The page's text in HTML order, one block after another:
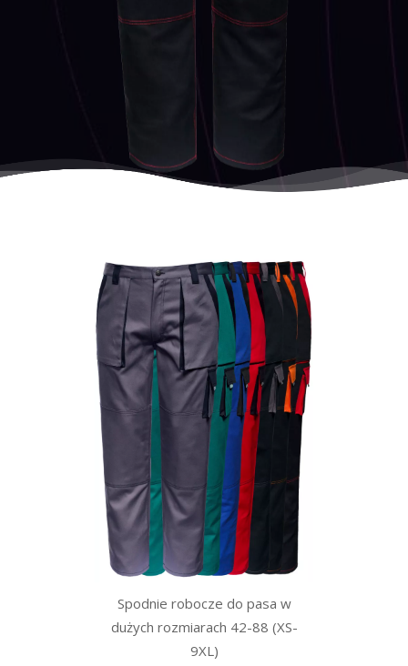
Spodnie robocze do pasa w
dużych rozmiarach 42-88 (XS-
9XL)